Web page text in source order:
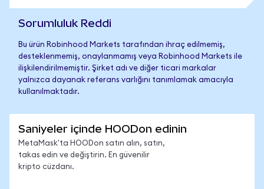
Sorumluluk Reddi
Bu ürün Robinhood Markets tarafından ihraç edilmemiş,
desteklenmemiş, onaylanmamış veya Robinhood Markets ile
ilişkilendirilmemiştir. Şirket adı ve diğer ticari markalar
yalnızca dayanak referans varlığını tanımlamak amacıyla
kullanılmaktadır.
Saniyeler içinde HOODon edinin
MetaMask'ta HOODon satın alın, satın,
takas edin ve değiştirin. En güvenilir
kripto cüzdanı.